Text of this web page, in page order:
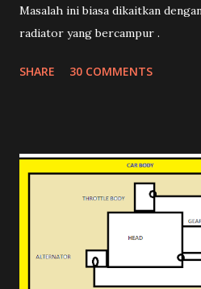
Masalah ini biasa dikaitkan
radiator yang bercampur .
SHARE 30 COMMENTS